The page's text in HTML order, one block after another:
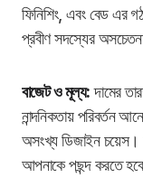
ফিনিশিং, এবং বেড এর
প্রবীণ সদস্যের
বাজেট ও মূল্য:দামের
নান্দনিকতায় পরিবর্তন
অসংখ্য ডিজাইন চয়েস।
আপনাকে পছন্দ করতে